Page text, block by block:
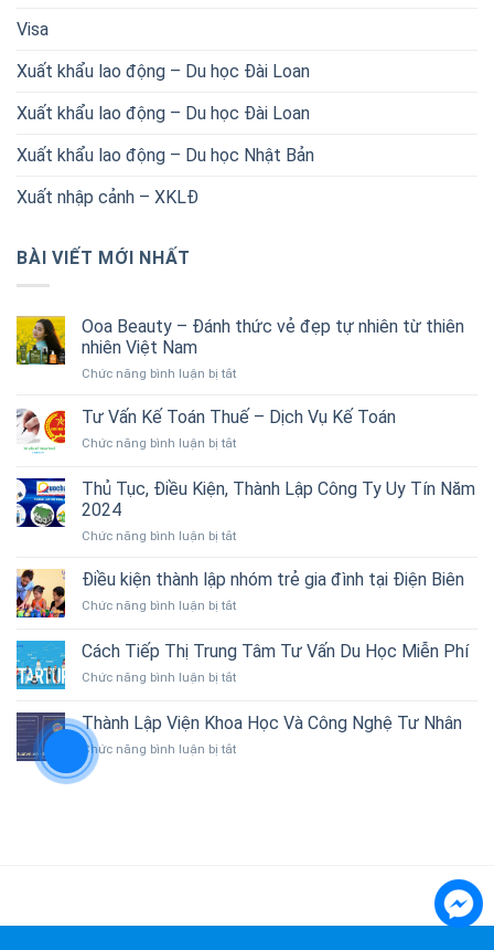
Visa
Xuất khẩu lao động – Du học Đài Loan
Xuất khẩu lao động – Du học Đài Loan
Xuất khẩu lao động – Du học Nhật Bản
Xuất nhập cảnh – XKLĐ
BÀI VIẾT MỚI NHẤT
Ooa Beauty – Đánh thức vẻ đẹp tự nhiên từ thiên
nhiên Việt Nam
Chức năng bình luận bị tắtở
Beauty
Đánh
vẻ
nhiên
thiên
Tư Vấn Kế Toán Thuế – Dịch Vụ Kế Toán
Chức năng bình luận bị tắtở
Vấn
Kế
Thuế
Dịch
Kế
Thủ Tục, Điều Kiện, Thành Lập Công Ty Uy Tín Năm
2024
Chức năng bình luận bị tắtở
Tục,
Kiện,
Lập
Ty
Tín
Điều kiện thành lập nhóm trẻ gia đình tại Điện Biên
Chức năng bình luận bị tắtở
kiện
thành
lập
trẻ
đình
Cách Tiếp Thị Trung Tâm Tư Vấn Du Học Miễn Phí
Chức năng bình luận bị tắtở
Tiếp
Thị
Trung
Thành Lập Viện Khoa Học Và Công Nghệ Tư Nhân
Chức năng bình luận bị tắtở